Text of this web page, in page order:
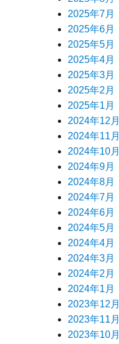
2025年7月
2025年6月
2025年5月
2025年4月
2025年3月
2025年2月
2025年1月
2024年12月
2024年11月
2024年10月
2024年9月
2024年8月
2024年7月
2024年6月
2024年5月
2024年4月
2024年3月
2024年2月
2024年1月
2023年12月
2023年11月
2023年10月